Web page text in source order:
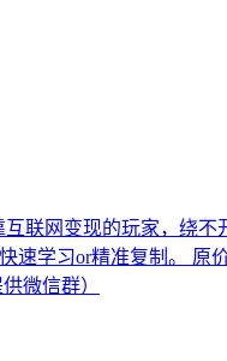
联网变现的玩家，绕
学习or精准复制。
微信群）